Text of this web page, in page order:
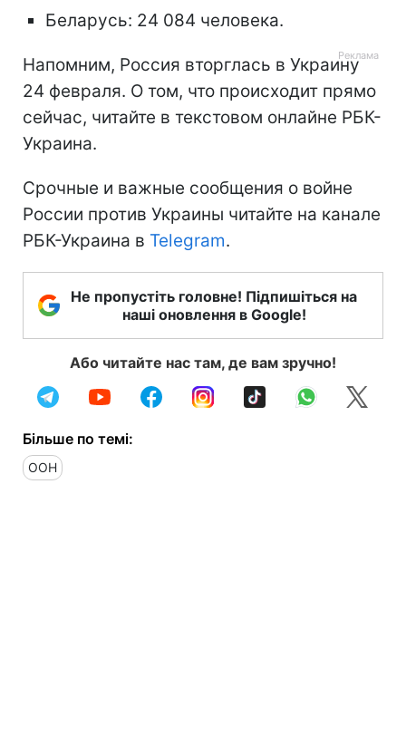
Беларусь: 24 084 человека.
Напомним, Россия вторглась в Украину
24 февраля. О том, что происходит прямо
сейчас, читайте в текстовом онлайне РБК-
Украина.
Срочные и важные сообщения о войне
России против Украины читайте на канале
РБК-Украина в Telegram.
Не пропустіть головне! Підпишіться на
наші оновлення в Google!
Або читайте нас там, де вам зручно!
Більше по темі:
ООН